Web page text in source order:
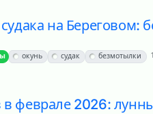
на Береговом:
окунь судак безмотылки
феврале 2026: